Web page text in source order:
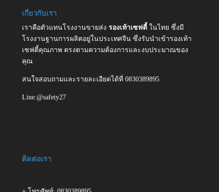
เกี่ยวกับเรา
เราคือตัวแทนโรงงานขายส่ง รองเท้าเซฟตี้ ในไทย ซึ่งมี
โรงงานฐานการผลิตอยู่ในประเทศจีน ซึ่งรับนำเข้ารองเท้า
เซฟตี้คุณภาพ ตรงตามความต้องการและงบประมาณของ
คุณ
สนใจสอบถามและรายละเอียดได้ที่ 0830389895
Line:@safety27
ติดต่อเรา